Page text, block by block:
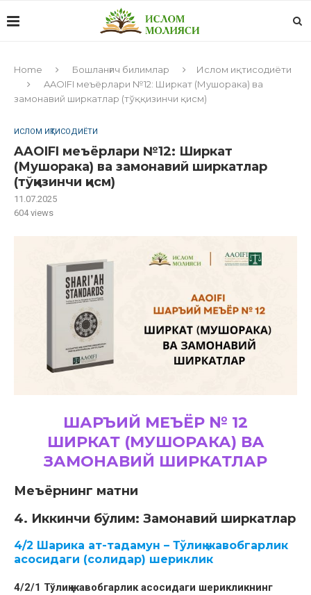
Home Бошланғич билимлар
Ислом иқтисодиёти
AAOIFI меъёрлари №12: Ширкат (Мушорака) ва
замонавий ширкатлар (тўққизинчи қисм)
ИСЛОМ ИҚТИСОДИЁТИ
AAOIFI меъёрлари №12: Ширкат
(Мушорака) ва замонавий ширкатлар
(тўққизинчи қисм)
11.07.2025
604views
ШАРЪИЙ МЕЪЁР № 12
ШИРКАТ (МУШОРАКА) ВА
ЗАМОНАВИЙ ШИРКАТЛАР
Меъёрнинг матни
4. Иккинчи бўлим: Замонавий ширкатлар
4/2 Шарика ат-тадамун – Тўлиқ жавобгарлик
асосидаги (солидар) шериклик
4/2/1 Тўлиқ жавобгарлик асосидаги шерикликнинг